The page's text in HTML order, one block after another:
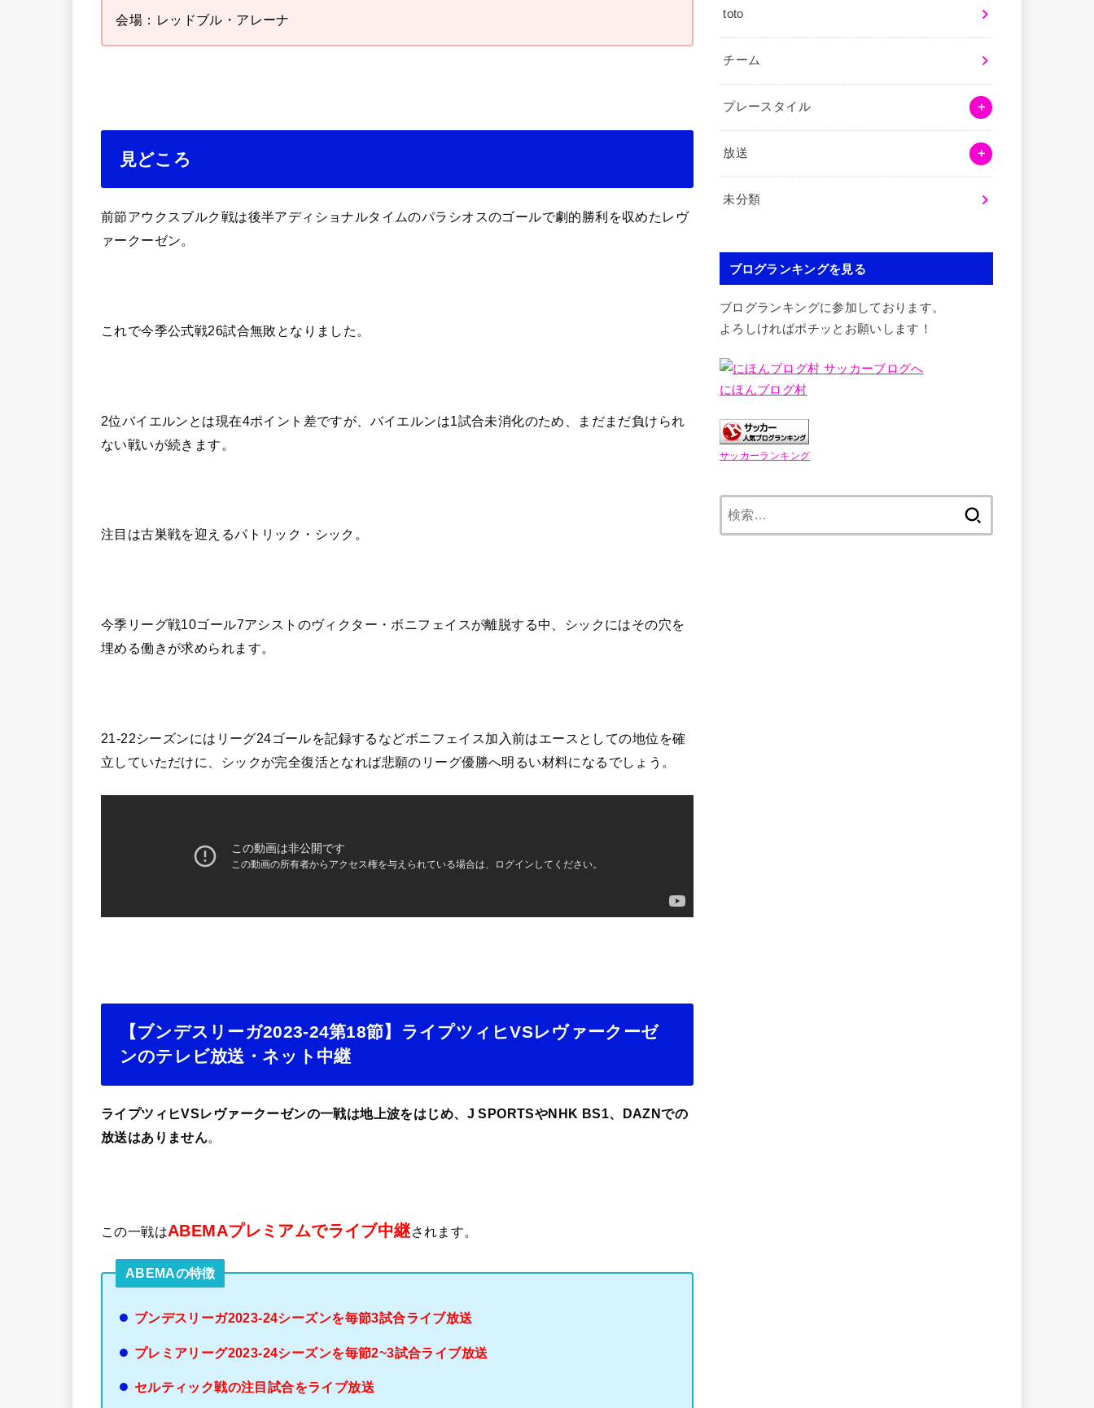
会場：レッドブル・アレーナ
見どころ
前節アウクスブルク戦は後半アディショナルタイムのパラシオスのゴールで劇的勝利を収めたレヴ
ァークーゼン。
これで今季公式戦26試合無敗となりました。
2位バイエルンとは現在4ポイント差ですが、バイエルンは1試合未消化のため、まだまだ負けられ
ない戦いが続きます。
注目は古巣戦を迎えるパトリック・シック。
今季リーグ戦10ゴール7アシストのヴィクター・ボニフェイスが離脱する中、シックにはその穴を
埋める働きが求められます。
21-22シーズンにはリーグ24ゴールを記録するなどボニフェイス加入前はエースとしての地位を確
立していただけに、シックが完全復活となれば悲願のリーグ優勝へ明るい材料になるでしょう。
【ブンデスリーガ2023-24第18節】ライプツィヒVSレヴァークーゼ
ンのテレビ放送・ネット中継
ライプツィヒVSレヴァークーゼンの一戦は地上波をはじめ、J SPORTSやNHK BS1、DAZNでの
放送はありません。
この一戦はABEMAプレミアムでライブ中継されます。
ABEMAの特徴
ブンデスリーガ2023-24シーズンを毎節3試合ライブ放送
プレミアリーグ2023-24シーズンを毎節2~3試合ライブ放送
セルティック戦の注目試合をライブ放送
toto
チーム
プレースタイル
放送
未分類
ブログランキングを見る
ブログランキングに参加しております。
よろしければポチッとお願いします！
にほんブログ村
サッカーランキング